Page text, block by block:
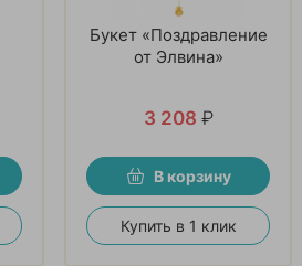
Букет «Поздравление
от Элвина»
3 208 ₽
В корзину
Купить в 1 клик